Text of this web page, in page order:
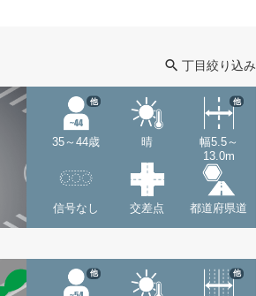
丁目絞り込み
35～44歳
他
晴
幅5.5～
13.0m
他
信号なし 交差点 都道府県道
他 他